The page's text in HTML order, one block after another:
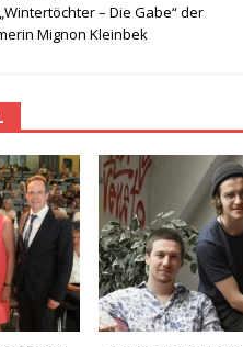
– Die Gabe“ der
Mignon Kleinbek